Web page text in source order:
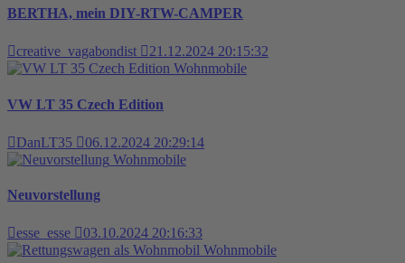
BERTHA, mein DIY-RTW-CAMPER
creative_vagabondist
21.12.2024 20:15:32
Wohnmobile
VW LT 35 Czech Edition
DanLT35
06.12.2024 20:29:14
Wohnmobile
Neuvorstellung
esse_esse
03.10.2024 20:16:33
Wohnmobile